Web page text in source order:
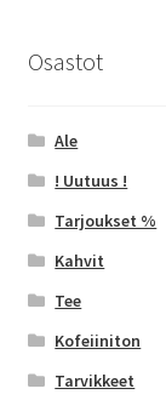
Osastot
Ale
! Uutuus !
Tarjoukset %
Kahvit
Tee
Kofeiiniton
Tarvikkeet